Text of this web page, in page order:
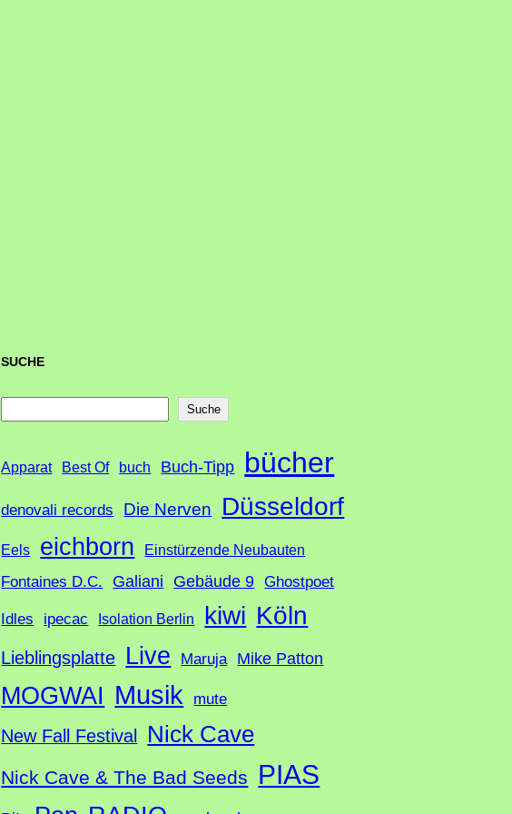
SUCHE
c
Suche
Apparat Best Of buch Buch-Tipp bücher
denovali records Die Nerven Düsseldorf
Eels eichborn Einstürzende Neubauten
Fontaines D.C. Galiani Gebäude 9 Ghostpoet
Idles ipecac Isolation Berlin kiwi Köln
Lieblingsplatte Live Maruja Mike Patton
MOGWAI Musik mute
New Fall Festival Nick Cave
Nick Cave & The Bad Seeds PIAS